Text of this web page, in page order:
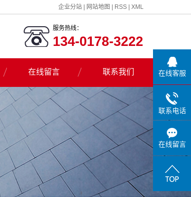
企业分站 网站地图 RSS XML
服务热线：
134-0178-3222
在线留言 联系我们 在线客服
联系电话
在线留言